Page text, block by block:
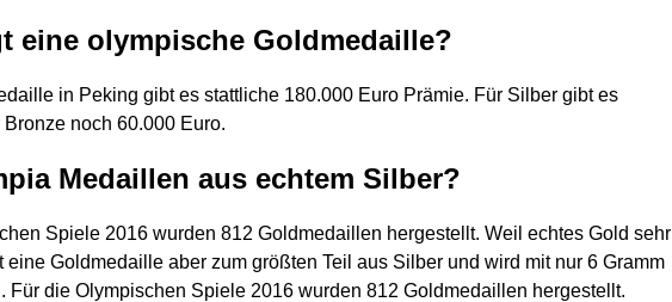
eine olympische Goldmedaille?
in Peking gibt es stattliche 180.000 Euro Prämie. Für Silber gibt es
noch 60.000 Euro.
Medaillen aus echtem Silber?
Spiele 2016 wurden 812 Goldmedaillen hergestellt. Weil echtes Gold sehr
eine Goldmedaille aber zum größten Teil aus Silber und wird mit nur 6 Gramm
Für die Olympischen Spiele 2016 wurden 812 Goldmedaillen hergestellt.